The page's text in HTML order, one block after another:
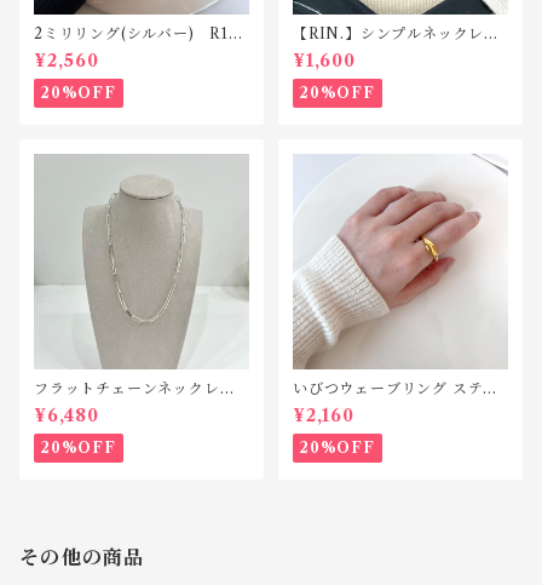
2ミリリング(シルバー) R118
silver925
¥2,560
20%OFF
【RIN.】シンプルネックレス
Ｎ001
¥1,600
20%OFF
フラットチェーンネックレス
シルバー925 N042
¥6,480
20%OFF
いびつウェーブリング ステン
レス SR010
¥2,160
20%OFF
その他の商品